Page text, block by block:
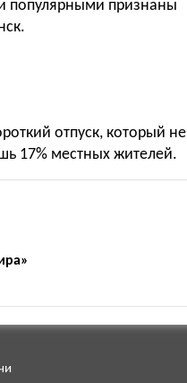
популярными признаны
отпуск, который не
17% местных жителей.